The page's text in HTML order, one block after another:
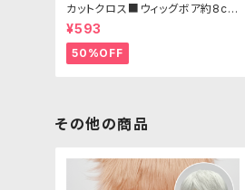
カットクロス■ウィッグボア約8cm
(プラチナブロンド)WB011 ボア生
地 25cm × 45cm
¥593
50%OFF
その他の商品